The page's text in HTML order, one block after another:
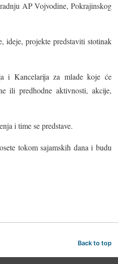
AP Vojvodine, Pokrajinskog
ideje, projekte predstaviti stotinak
i Kancelarija za mlade koje će
ili predhodne aktivnosti, akcije,
i time se predstave.
tokom sajamskih dana i budu
Back to top